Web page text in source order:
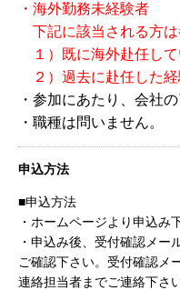
・海外勤務未経験者
下記に該当される方は
１）既に海外赴任し
２）過去に赴任した経
・参加にあたり、会社
・職種は問いません。
申込方法
■申込方法
・ホームページより申込み
・申込み後、受付確認メー
ご確認下さい。受付確認メ
連絡担当者までご連絡下さい